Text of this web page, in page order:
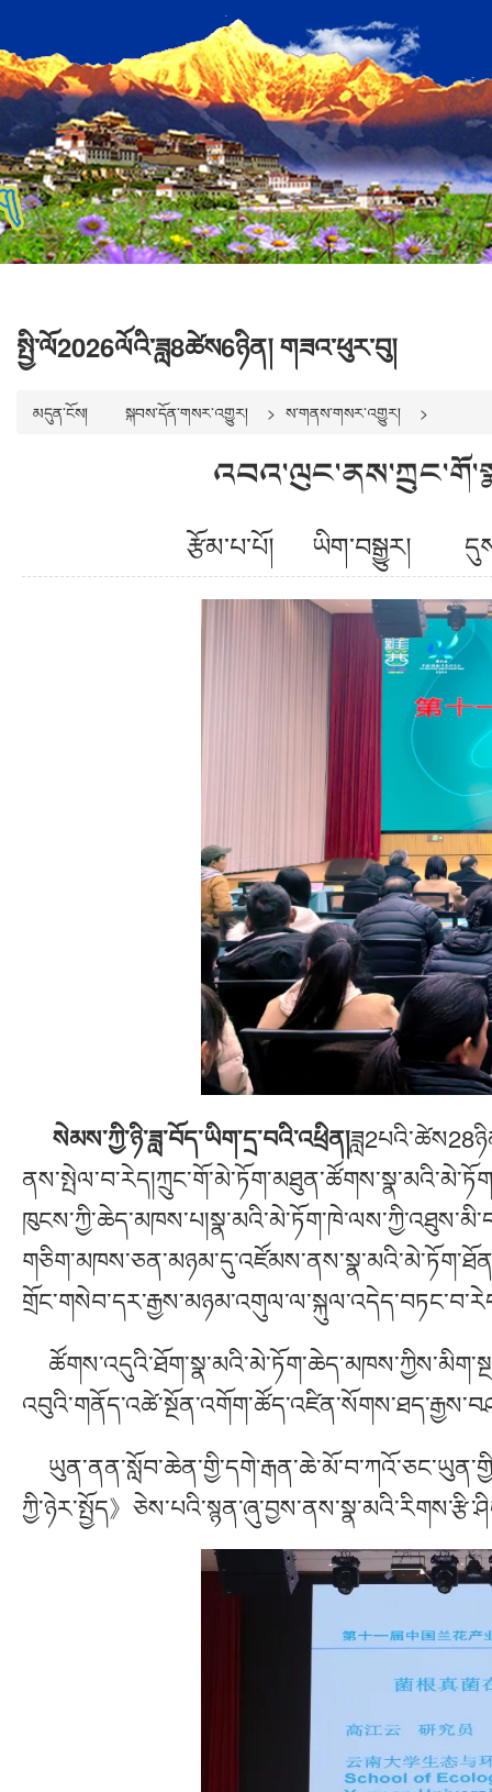
སྤྱི་ལོ2026ལོའི་ཟླ8ཚེས6ཉིན། གཟའ་ཕུར་བུ།
མདུན་ངོས། སྐབས་དོན་གསར་འགྱུར། ས་གནས་གསར་འགྱུར།
རྩོམ་པ་པོ། ཡིག་བསྒྱུར།
སེམས་ཀྱི་ཉི་ཟླ་བོད་ཡིག་དྲ་བའི་འཕྲིན།
ཀྱི་ཉེར་སྤྱོད》